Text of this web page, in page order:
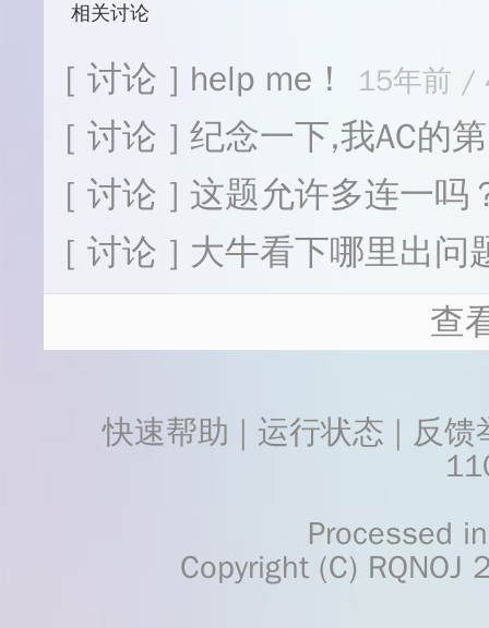
相关讨论
[ 讨论 ] help me！ 15年前 /
[ 讨论 ] 纪念一下,我AC的
[ 讨论 ] 这题允许多连一吗
[ 讨论 ] 大牛看下哪里出问
查
快速帮助 | 运行状态 | 反馈